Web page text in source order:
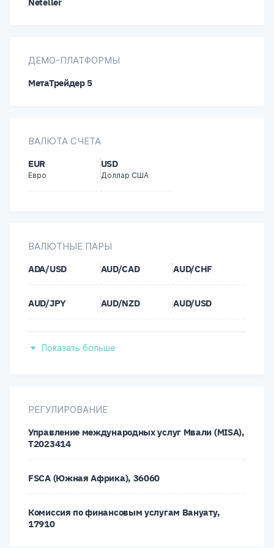
Соединенные Штаты Америки
Neteller
ДЕМО-ПЛАТФОРМЫ
МетаТрейдер 5
ВАЛЮТА СЧЕТА
EUR
Евро
USD
Доллар США
ВАЛЮТНЫЕ ПАРЫ
ADA/USD
AUD/CAD AUD/CHF
AUD/JPY AUD/NZD AUD/USD
DOT/USD ETC/USD
EUR/AUD EUR/CAD EUR/CHF
EUR/DKK EUR/GBP
EUR/JPY EUR/NOK EUR/NZD
Показать больше
РЕГУЛИРОВАНИЕ
Управление международных услуг Мвали (MISA),
T2023414
FSCA (Южная Африка), 36060
Комиссия по финансовым услугам Вануату,
17910